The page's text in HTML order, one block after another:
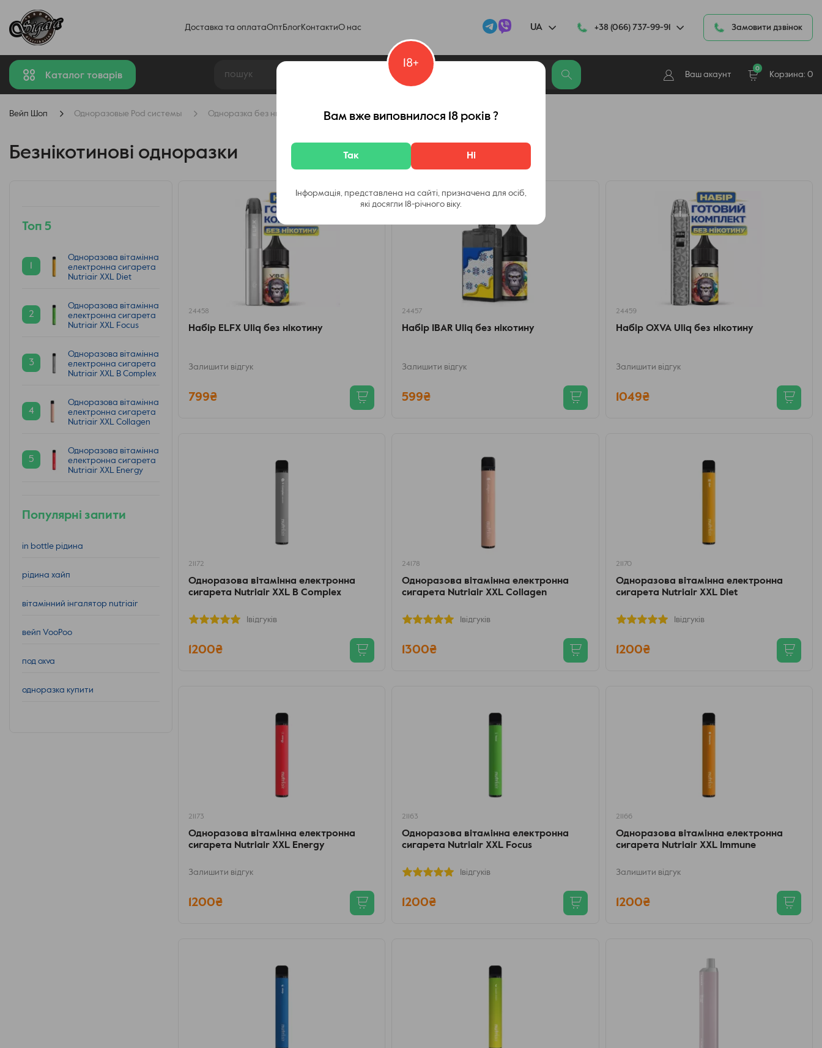
Доставка та оплатаОпт БлогКонтактиО нас UA +38 (066) 737-99-91 Замовити дзвінок
Каталог товарів Ваш акаунт
0
Корзина: 0
Вейп Шоп Одноразовые Pod системы Одноразка без никотина
Безнікотинові одноразки
Топ 5
Одноразова вітамінна
електронна сигарета
Nutriair XXL Diet
2
Одноразова вітамінна
електронна сигарета
Nutriair XXL Focus
3
Одноразова вітамінна
електронна сигарета
Nutriair XXL B Complex
4
Одноразова вітамінна
електронна сигарета
Nutriair XXL Collagen
5
Одноразова вітамінна
електронна сигарета
Nutriair XXL Energy
Популярні запити
in bottle рідина
рідина хайп
вітамінний інгалятор nutriair
вейп VooPoo
под oxva
одноразка купити
24458
Набір ELFX Uliq без нікотину
Залишити відгук
799₴
24457
Набір IBAR Uliq без нікотину
Залишити відгук
599₴
24459
Набір OXVA Uliq без нікотину
Залишити відгук
1049₴
21172
Одноразова вітамінна електронна
сигарета Nutriair XXL B Complex
1відгуків
1200₴
24178
Одноразова вітамінна електронна
сигарета Nutriair XXL Collagen
1відгуків
1300₴
21170
Одноразова вітамінна електронна
сигарета Nutriair XXL Diet
1відгуків
1200₴
21173
Одноразова вітамінна електронна
сигарета Nutriair XXL Energy
Залишити відгук
1200₴
21163
Одноразова вітамінна електронна
сигарета Nutriair XXL Focus
1відгуків
1200₴
21166
Одноразова вітамінна електронна
сигарета Nutriair XXL Immune
Залишити відгук
1200₴
18+
Вам вже виповнилося 18 років ?
Так Ні
Інформація, представлена на сайті, призначена для осіб,
які досягли 18-річного віку.